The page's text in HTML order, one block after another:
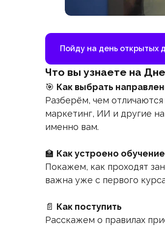
Пойду на день открытых
Что вы узнаете на
🎯 Как выбрать
Разберём, чем
маркетинг, ИИ и другие
именно вам.
🏫 Как устроено
Покажем, как проходят
важна уже с первого
📄 Как поступить
Расскажем о правилах